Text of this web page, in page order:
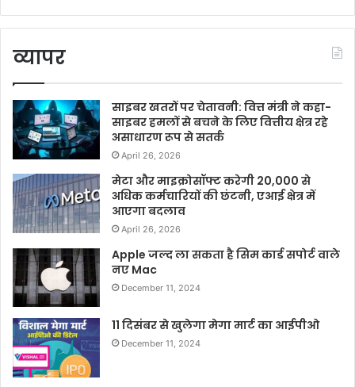
व्यापर
साइबर खतरों पर चेतावनी: वित्त मंत्री ने कहा-
साइबर हमलों से बचने के लिए वित्तीय क्षेत्र रहे
असाधारण रूप से सतर्क
April 26, 2026
मेटा और माइक्रोसॉफ्ट करेगी 20,000 से
अधिक कर्मचारियों की छंटनी, एआई क्षेत्र में
आएगा बदलाव
April 26, 2026
Apple जल्द ला सकता है सिम कार्ड सपोर्ट वाले
नए Mac
December 11, 2024
11 दिसंबर से खुलेगा मेगा मार्ट का आईपीओ
December 11, 2024